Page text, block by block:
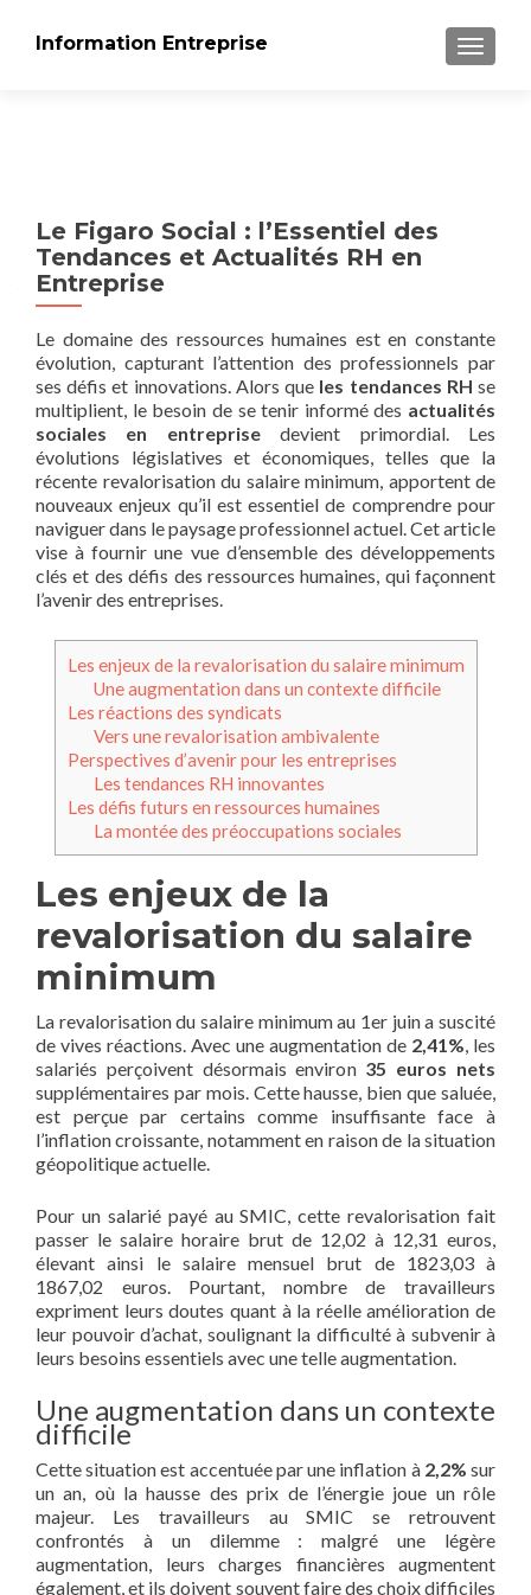
Information Entreprise
Le Figaro Social : l’Essentiel des
Tendances et Actualités RH en
Entreprise
Le domaine des ressources humaines est en constante
évolution, capturant l’attention des professionnels par
ses défis et innovations. Alors que les tendances RH se
multiplient, le besoin de se tenir informé des actualités
sociales en entreprisedevient primordial. Les
évolutions législatives et économiques, telles que la
récente revalorisation du salaire minimum, apportent de
nouveaux enjeux qu’il est essentiel de comprendre pour
naviguer dans le paysage professionnel actuel. Cet article
vise à fournir une vue d’ensemble des développements
clés et des défis des ressources humaines, qui façonnent
l’avenir des entreprises.
Les enjeux de la revalorisation du salaire minimum
Une augmentation dans un contexte difficile
Les réactions des syndicats
Vers une revalorisation ambivalente
Perspectives d’avenir pour les entreprises
Les tendances RH innovantes
Les défis futurs en ressources humaines
La montée des préoccupations sociales
Les enjeux de la
revalorisation du salaire
minimum
La revalorisation du salaire minimum au 1er juin a suscité
de vives réactions. Avec une augmentation de 2,41%, les
salariés perçoivent désormais environ 35 euros nets
supplémentaires par mois. Cette hausse, bien que saluée,
est perçue par certains comme insuffisante face à
l’inflation croissante, notamment en raison de la situation
géopolitique actuelle.
Pour un salarié payé au SMIC, cette revalorisation fait
passer le salaire horaire brut de 12,02 à 12,31 euros,
élevant ainsi le salaire mensuel brut de 1823,03 à
1867,02 euros. Pourtant, nombre de travailleurs
expriment leurs doutes quant à la réelle amélioration de
leur pouvoir d’achat, soulignant la difficulté à subvenir à
leurs besoins essentiels avec une telle augmentation.
Une augmentation dans un contexte
difficile
Cette situation est accentuée par une inflation à 2,2% sur
un an, où la hausse des prix de l’énergie joue un rôle
majeur. Les travailleurs au SMIC se retrouvent
confrontés à un dilemme : malgré une légère
augmentation, leurs charges financières augmentent
également, et ils doivent souvent faire des choix difficiles